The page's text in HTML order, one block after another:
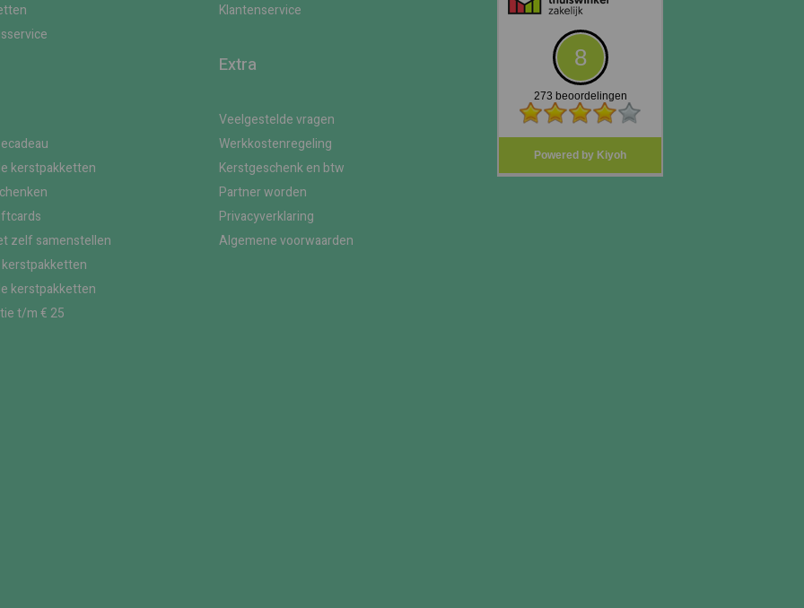
kerstpakketten
zelf samenstellen
kerstpakketten
t/m € 25
Klantenservice
Extra
Veelgestelde vragen
Werkkostenregeling
Kerstgeschenk en btw
Partner worden
Privacyverklaring
Algemene voorwaarden